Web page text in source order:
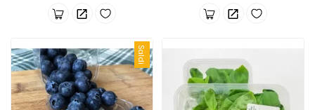
Saldi